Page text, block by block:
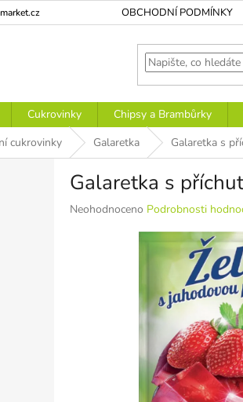
OBCHODNÍ PODMÍNKY
Cukrovinky Chipsy a Brambůrky
cukrovinky Galaretka Galaretka s
Galaretka s
Průměrné
Neohodnoceno Podrobnosti